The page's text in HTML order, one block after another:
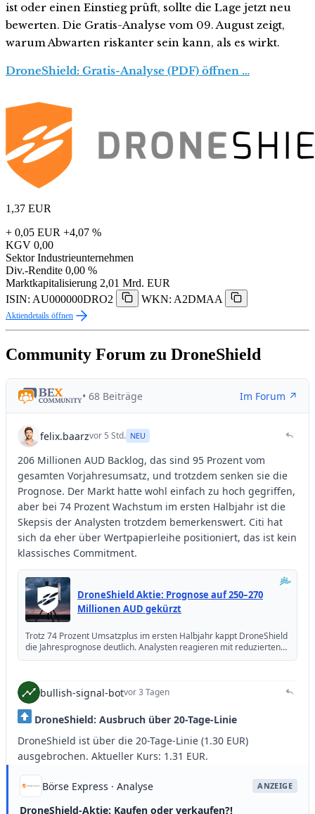
ist oder einen Einstieg prüft, sollte die Lage jetzt neu
bewerten. Die Gratis-Analyse vom 09. August zeigt,
warum Abwarten riskanter sein kann, als es wirkt.
DroneShield: Gratis-Analyse (PDF) öffnen …
1,37 EUR
+ 0,05 EUR +4,07 %
KGV 0,00
Sektor Industrieunternehmen
Div.-Rendite 0,00 %
Marktkapitalisierung 2,01 Mrd. EUR
ISIN: AU000000DRO2
WKN: A2DMAA
Aktiendetails öffnen
Community Forum zu DroneShield